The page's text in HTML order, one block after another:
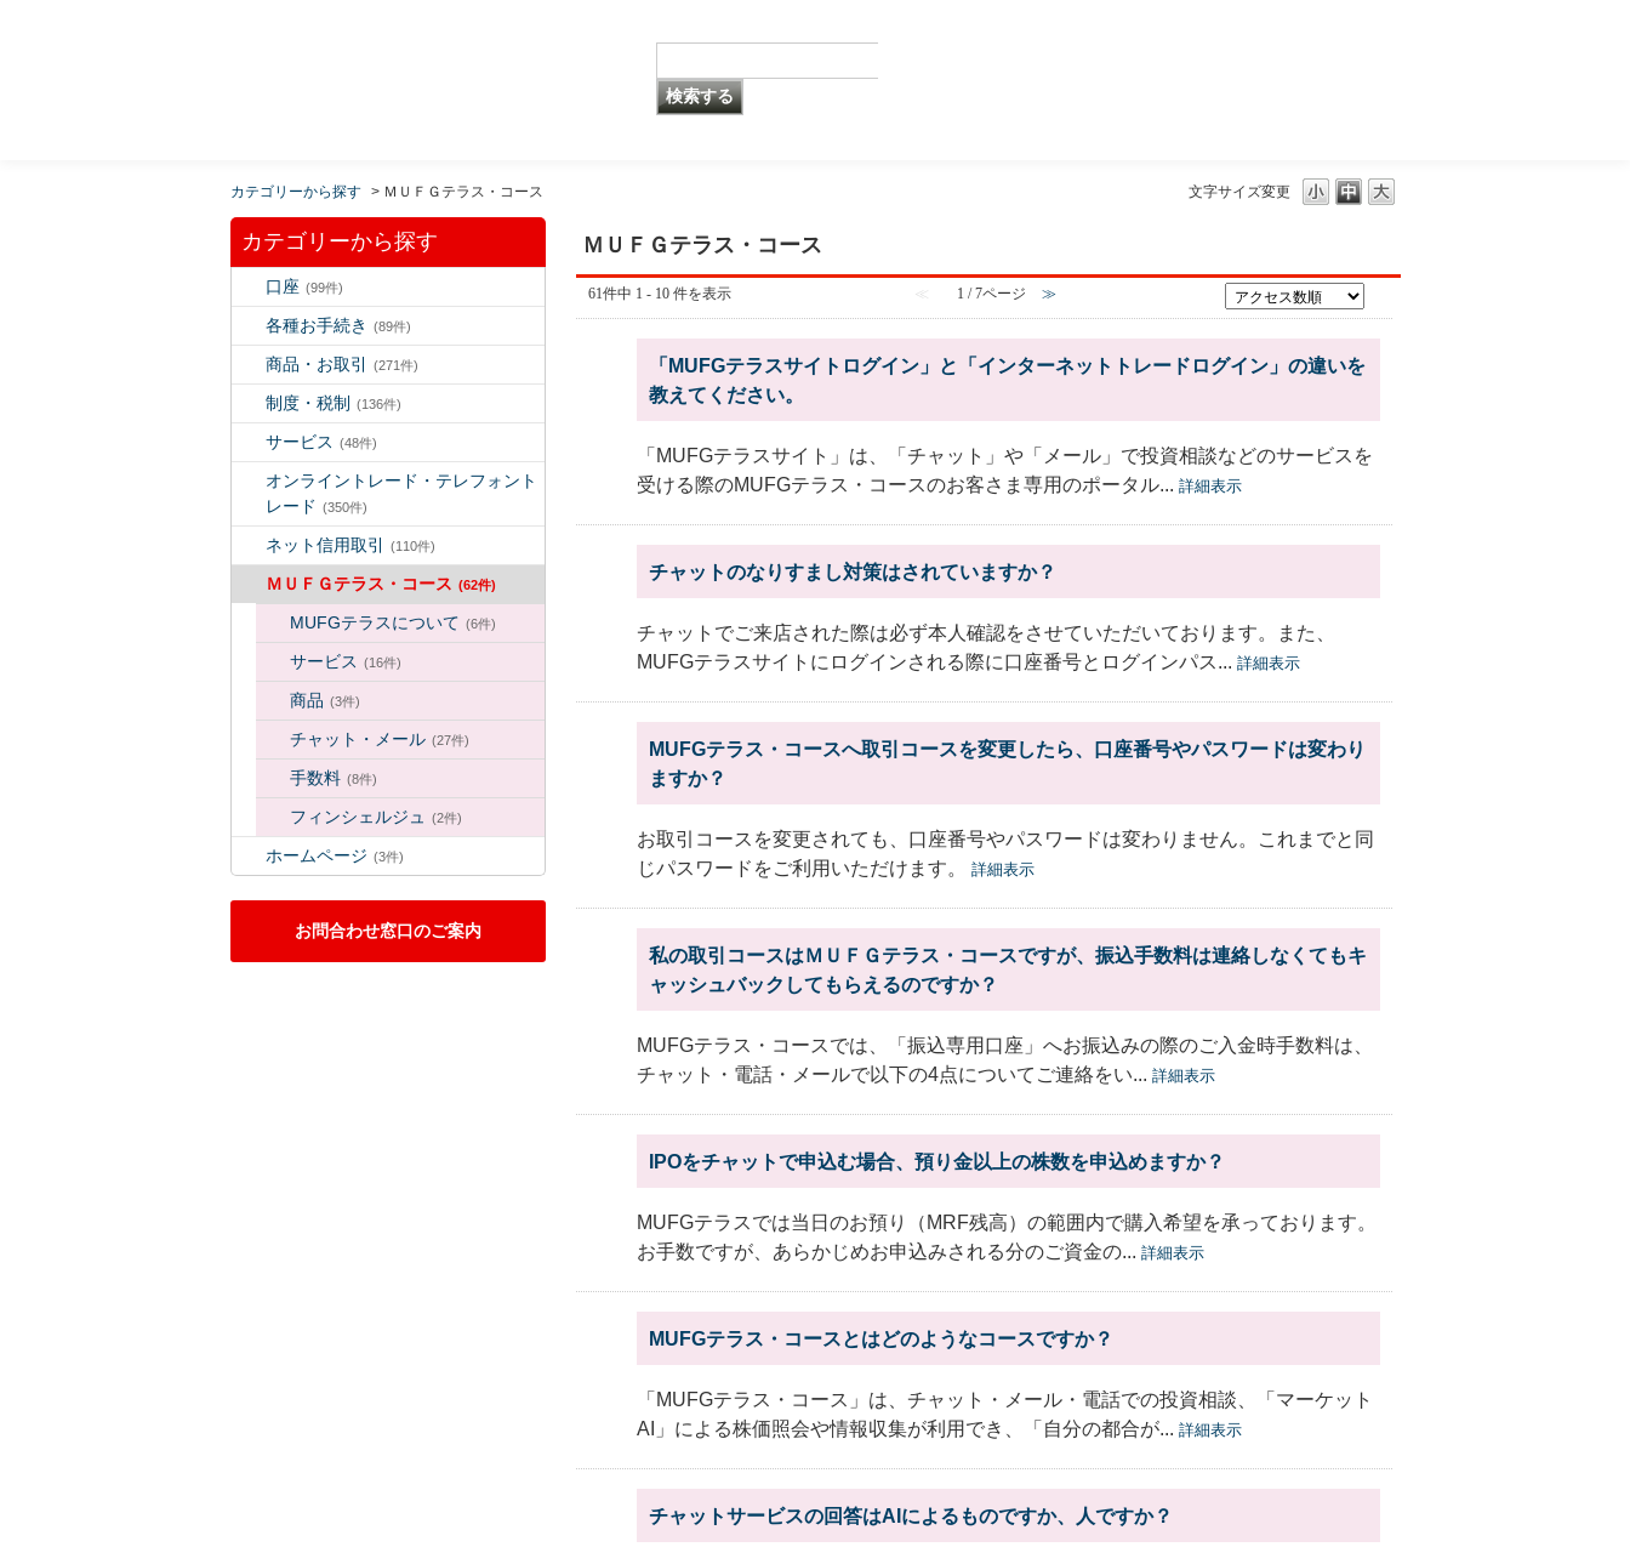
文字サイズ変更
カテゴリーから探す > ＭＵＦＧテラス・コース
カテゴリーから探す
口座 (99件)
各種お手続き (89件)
商品・お取引 (271件)
制度・税制 (136件)
サービス (48件)
オンライントレード・テレフォント
レード (350件)
ネット信用取引 (110件)
ＭＵＦＧテラス・コース (62件)
MUFGテラスについて (6件)
サービス (16件)
商品 (3件)
チャット・メール (27件)
手数料 (8件)
フィンシェルジュ (2件)
ホームページ (3件)
お問合わせ窓口のご案内
ＭＵＦＧテラス・コース
61件中 1 - 10 件を表示 ≪ 1 / 7ページ ≫
「MUFGテラスサイトログイン」と「インターネットトレードログイン」の違いを
教えてください。
「MUFGテラスサイト」は、「チャット」や「メール」で投資相談などのサービスを
受ける際のMUFGテラス・コースのお客さま専用のポータル... 詳細表示
チャットのなりすまし対策はされていますか？
チャットでご来店された際は必ず本人確認をさせていただいております。また、
MUFGテラスサイトにログインされる際に口座番号とログインパス... 詳細表示
MUFGテラス・コースへ取引コースを変更したら、口座番号やパスワードは変わり
ますか？
お取引コースを変更されても、口座番号やパスワードは変わりません。これまでと同
じパスワードをご利用いただけます。
詳細表示
私の取引コースはＭＵＦＧテラス・コースですが、振込手数料は連絡しなくてもキ
ャッシュバックしてもらえるのですか？
MUFGテラス・コースでは、「振込専用口座」へお振込みの際のご入金時手数料は、
チャット・電話・メールで以下の4点についてご連絡をい... 詳細表示
IPOをチャットで申込む場合、預り金以上の株数を申込めますか？
MUFGテラスでは当日のお預り（MRF残高）の範囲内で購入希望を承っております。
お手数ですが、あらかじめお申込みされる分のご資金の... 詳細表示
MUFGテラス・コースとはどのようなコースですか？
「MUFGテラス・コース」は、チャット・メール・電話での投資相談、「マーケット
AI」による株価照会や情報収集が利用でき、「自分の都合が... 詳細表示
チャットサービスの回答はAIによるものですか、人ですか？